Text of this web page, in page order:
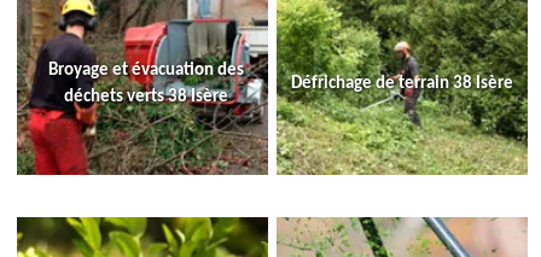
Broyage et évacuation des
déchets verts 38 Isère
Défrichage de terrain 38 Isère